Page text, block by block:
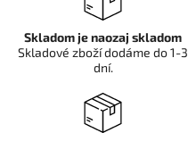
Skladom je naozaj skladom
Skladové zboží dodáme do 1-3
dní.